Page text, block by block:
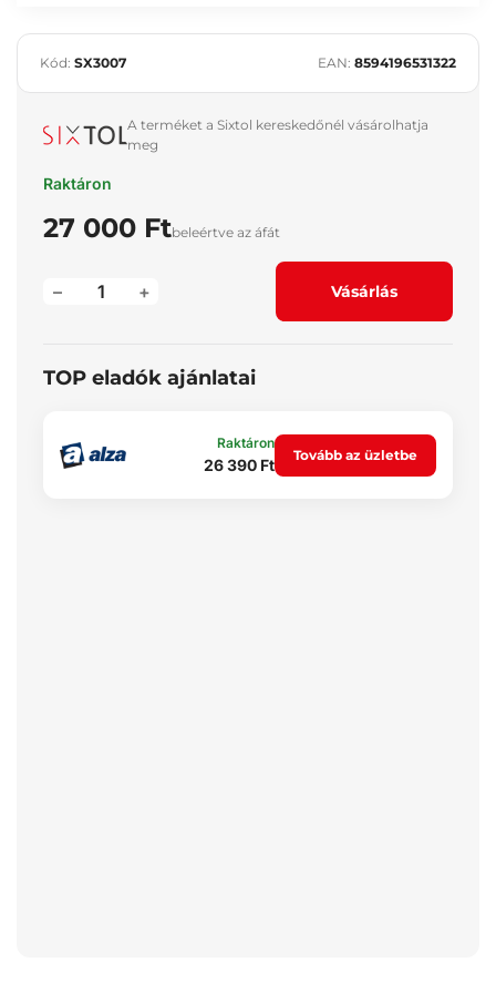
Kód: SX3007 EAN: 8594196531322
A terméket a Sixtol kereskedőnél vásárolhatja
meg
Raktáron
27 000 Ftbeleértve az áfát
+
– Vásárlás
TOP eladók ajánlatai
Raktáron
26 390 Ft
Tovább az üzletbe